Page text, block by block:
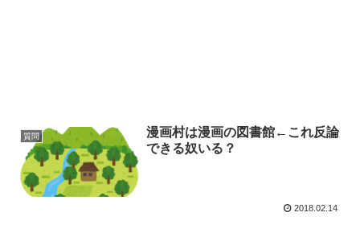
質問
漫画村は漫画の図書館←これ反論
できる奴いる？
2018.02.14